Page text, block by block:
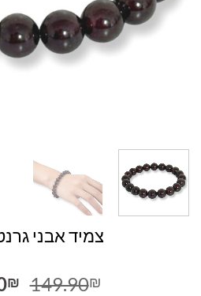
צמיד אבני
149.90₪
₪